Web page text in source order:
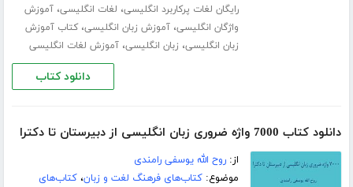
رایگان لغات پرکاربرد انگلیسی، لغات انگلیسی،آموزش
واژگان انگلیسی،آموزش زبان انگلیسی،کتاب آموزش
زبان انگلیسی، زبان انگلیسی،آموزش لغات انگلیسی
دانلود کتاب
دانلود کتاب 7000 واژه ضروری زبان انگلیسی از دبیرستان تا دکترا
از:روح الله یوسفی رامندی
موضوع:کتاب‌های فرهنگ لغت و زبان،کتاب‌های